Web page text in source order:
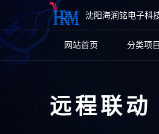
沈阳海润铭电子科
网站首页 分类项目
远程联动